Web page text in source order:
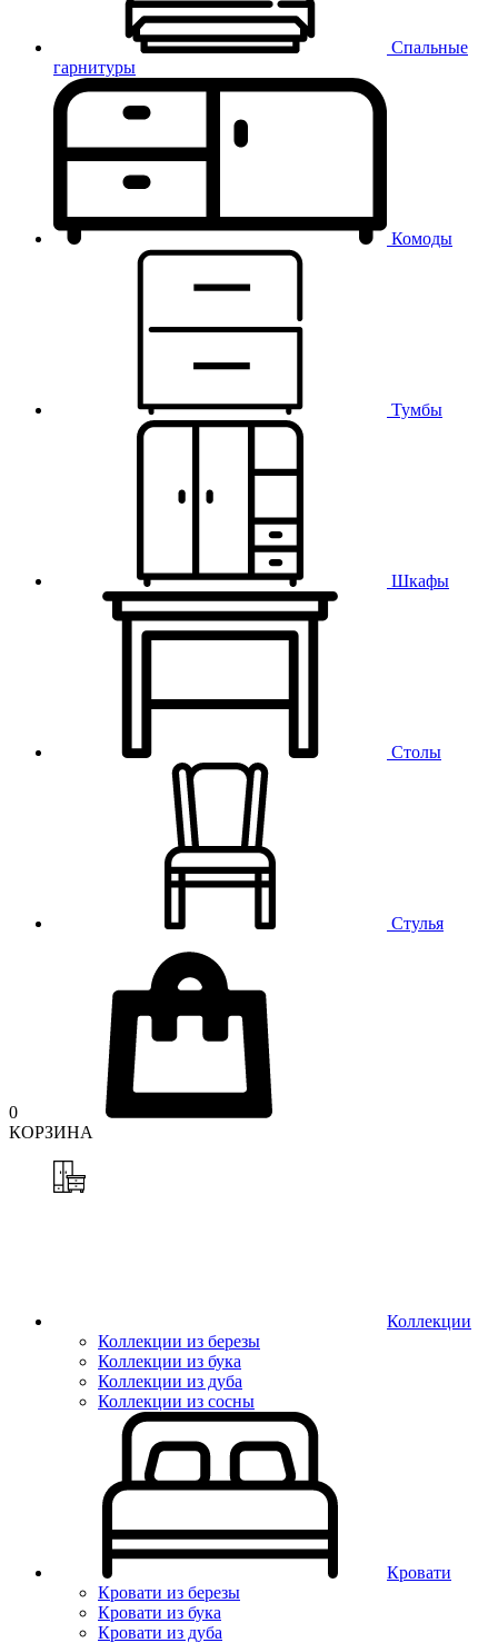
Спальные
гарнитуры
Комоды
Тумбы
Шкафы
Столы
Стулья
0
КОРЗИНА
Коллекции
Коллекции из березы
Коллекции из бука
Коллекции из дуба
Коллекции из сосны
Кровати
Кровати из березы
Кровати из бука
Кровати из дуба